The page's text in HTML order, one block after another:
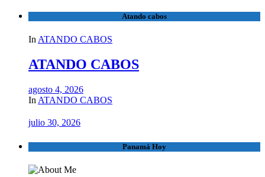
Atando cabos
In ATANDO CABOS
ATANDO CABOS
agosto 4, 2026
In ATANDO CABOS
julio 30, 2026
Panamá Hoy